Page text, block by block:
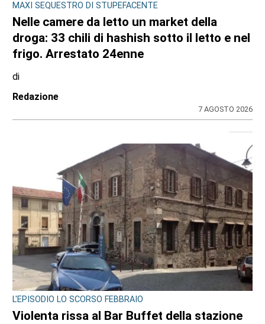
MAXI SEQUESTRO DI STUPEFACENTE
Nelle camere da letto un market della
droga: 33 chili di hashish sotto il letto e nel
frigo. Arrestato 24enne
di
Redazione
7 AGOSTO 2026
L'EPISODIO LO SCORSO FEBBRAIO
Violenta rissa al Bar Buffet della stazione